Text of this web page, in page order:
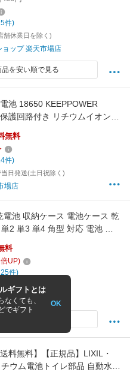
件)
舗休業日を除く)
ョップ 楽天市場店
品を安い順で見る
池 18650 KEEPPOWER
護回路付き リチウムイオンバ
2本セット 【PSEマーク取得
製 セル SEIKO製 PCB(保護)
ュライト/懐中電灯用 USB充
無料
件)
日発送(土日祝除く)
場店
電池 収納ケース 電池ケース 乾
2 単3 単4 角型 対応 電池 充
エネループ 整理 便利 スッキ
料
倍UP)
件)
日出荷
ビュー13万件
を安い順で見る
料無料】【正規品】LIXIL・
ウム電池トイレ部品 自動水栓
ギフトとは
なくても、
でギフト
OK